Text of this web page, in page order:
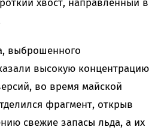
хвост, направленный в
выброшенного
высокую концентрацию
во время майской
фрагмент, открыв
свежие запасы льда, а их